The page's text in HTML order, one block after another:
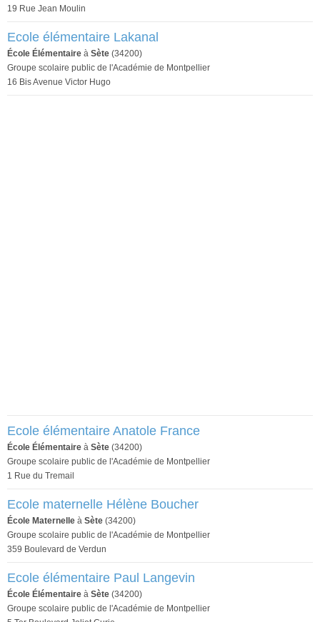
19 Rue Jean Moulin
Ecole élémentaire Lakanal
École Élémentaire à Sète (34200)
Groupe scolaire public de l'Académie de Montpellier
16 Bis Avenue Victor Hugo
Ecole élémentaire Anatole France
École Élémentaire à Sète (34200)
Groupe scolaire public de l'Académie de Montpellier
1 Rue du Tremail
Ecole maternelle Hélène Boucher
École Maternelle à Sète (34200)
Groupe scolaire public de l'Académie de Montpellier
359 Boulevard de Verdun
Ecole élémentaire Paul Langevin
École Élémentaire à Sète (34200)
Groupe scolaire public de l'Académie de Montpellier